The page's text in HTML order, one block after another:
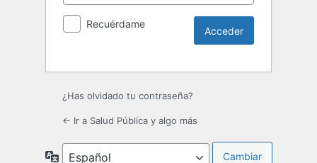
Recuérdame
¿Has olvidado tu contraseña?
← Ir a Salud Pública y algo más
Idioma